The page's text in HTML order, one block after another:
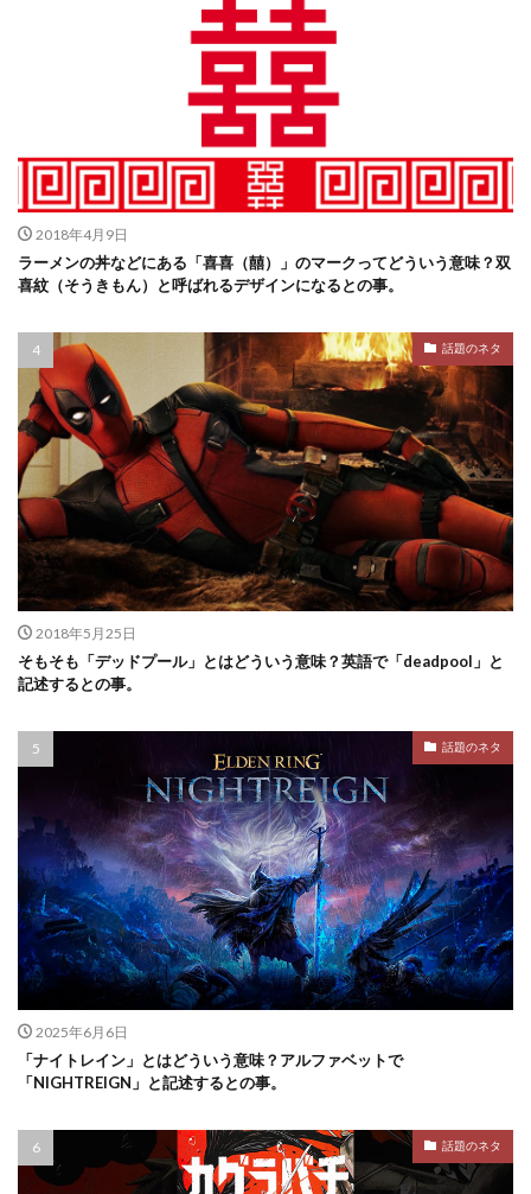
2018年4月9日
ラーメンの丼などにある「喜喜（囍）」のマークってどういう意味？双
喜紋（そうきもん）と呼ばれるデザインになるとの事。
話題のネタ
2018年5月25日
そもそも「デッドプール」とはどういう意味？英語で「deadpool」と
記述するとの事。
話題のネタ
2025年6月6日
「ナイトレイン」とはどういう意味？アルファベットで
「NIGHTREIGN」と記述するとの事。
話題のネタ